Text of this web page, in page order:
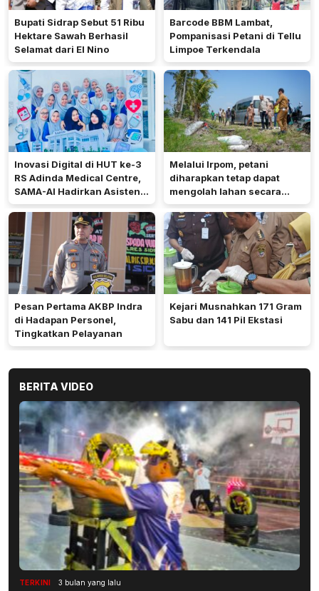
Bupati Sidrap Sebut 51 Ribu
Hektare Sawah Berhasil
Selamat dari El Nino
Barcode BBM Lambat,
Pompanisasi Petani di Tellu
Limpoe Terkendala
Inovasi Digital di HUT ke-3
RS Adinda Medical Centre,
SAMA-AI Hadirkan Asisten
Gizi Berbasis AI
Melalui Irpom, petani
diharapkan tetap dapat
mengolah lahan secara
optimal meski di tengah
keterbatasan air.
Pesan Pertama AKBP Indra
di Hadapan Personel,
Tingkatkan Pelayanan
Kejari Musnahkan 171 Gram
Sabu dan 141 Pil Ekstasi
BERITA VIDEO
TERKINI 3 bulan yang lalu